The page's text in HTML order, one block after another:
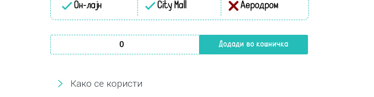
Он-лајн City Mall Аеродром
Haruharu WONDER Black Rice Toner 150ml количинаДодади во кошничка
Како се користи